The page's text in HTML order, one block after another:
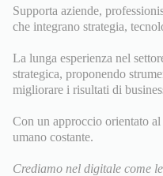
Supporta aziende,
che integrano strategia,
La lunga esperienza nel
strategica, proponendo
migliorare i risultati di
Con un approccio orientato
umano costante.
Crediamo nel digitale come